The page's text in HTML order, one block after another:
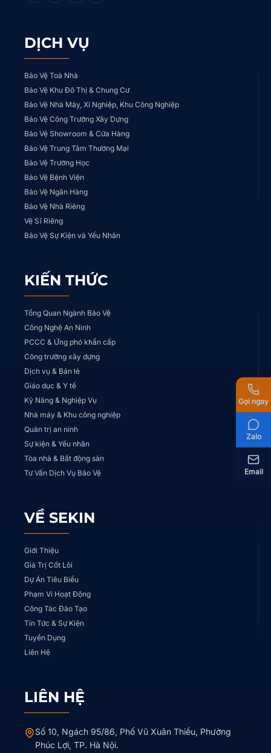
Gọi ngay
Zalo
Email
DỊCH VỤ
Bảo Vệ Toà Nhà
Bảo Vệ Khu Đô Thị & Chung Cư
Bảo Vệ Nhà Máy, Xí Nghiệp, Khu Công Nghiệp
Bảo Vệ Công Trường Xây Dựng
Bảo Vệ Showroom & Cửa Hàng
Bảo Vệ Trung Tâm Thương Mại
Bảo Vệ Trường Học
Bảo Vệ Bệnh Viện
Bảo Vệ Ngân Hàng
Bảo Vệ Nhà Riêng
Vệ Sĩ Riêng
Bảo Vệ Sự Kiện và Yếu Nhân
KIẾN THỨC
Tổng Quan Ngành Bảo Vệ
Công Nghệ An Ninh
PCCC & Ứng phó khẩn cấp
Công trường xây dựng
Dịch vụ & Bán lẻ
Giáo dục & Y tế
Kỹ Năng & Nghiệp Vụ
Nhà máy & Khu công nghiệp
Quản trị an ninh
Sự kiện & Yếu nhân
Tòa nhà & Bất động sản
Tư Vấn Dịch Vụ Bảo Vệ
VỀ SEKIN
Giới Thiệu
Giá Trị Cốt Lõi
Dự Án Tiêu Biểu
Phạm Vi Hoạt Động
Công Tác Đào Tạo
Tin Tức & Sự Kiện
Tuyển Dụng
Liên Hệ
LIÊN HỆ
Số 10, Ngách 95/86, Phố Vũ Xuân Thiều, Phường
Phúc Lợi, TP. Hà Nội.